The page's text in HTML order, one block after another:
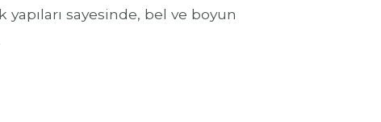
sayesinde, bel ve boyun